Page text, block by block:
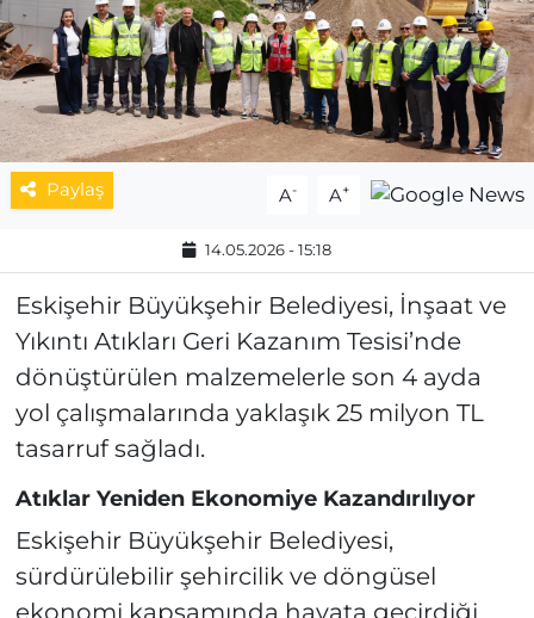
Paylaş A- A+
14.05.2026 - 15:18
Eskişehir Büyükşehir Belediyesi, İnşaat ve
Yıkıntı Atıkları Geri Kazanım Tesisi’nde
dönüştürülen malzemelerle son 4 ayda
yol çalışmalarında yaklaşık 25 milyon TL
tasarruf sağladı.
Atıklar Yeniden Ekonomiye Kazandırılıyor
Eskişehir Büyükşehir Belediyesi,
sürdürülebilir şehircilik ve döngüsel
ekonomi kapsamında hayata geçirdiği
ESKİŞEHİRSPOR